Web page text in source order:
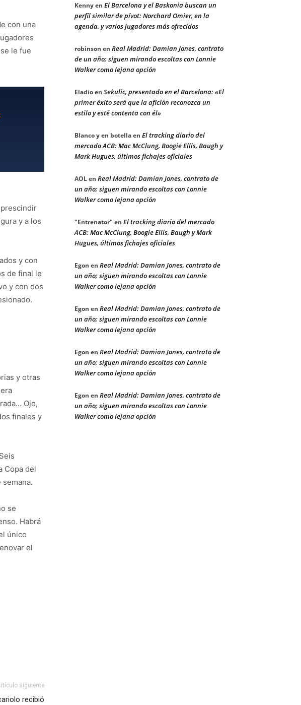
con una
le fue
y a los
y con
de final le
y con dos
y otras
Ojo,
finales y
Copa del
se
Habrá
único
el
siguiente
recibió
Kennyen El Barcelona y el Baskonia buscan un
perfil similar de pívot: Norchard Omier, en la
agenda, y varios jugadores más ofrecidos
robinson en Real Madrid: Damian Jones, contrato
de un año; siguen mirando escoltas con Lonnie
Walker como lejana opción
Eladioen Sekulic, presentado en el Barcelona: «El
primer éxito será que la afición reconozca un
estilo y esté contenta con él»
Blanco y en botellaen El tracking diario del
mercado ACB: Mac McClung, Boogie Ellis, Baugh y
Mark Hugues, últimos fichajes oficiales
AOLen Real Madrid: Damian Jones, contrato de
un año; siguen mirando escoltas con Lonnie
Walker como lejana opción
"Entrenator" en El tracking diario del mercado
ACB: Mac McClung, Boogie Ellis, Baugh y Mark
Hugues, últimos fichajes oficiales
Egon en Real Madrid: Damian Jones, contrato de
un año; siguen mirando escoltas con Lonnie
Walker como lejana opción
Egon en Real Madrid: Damian Jones, contrato de
un año; siguen mirando escoltas con Lonnie
Walker como lejana opción
Egon en Real Madrid: Damian Jones, contrato de
un año; siguen mirando escoltas con Lonnie
Walker como lejana opción
Egon en Real Madrid: Damian Jones, contrato de
un año; siguen mirando escoltas con Lonnie
Walker como lejana opción